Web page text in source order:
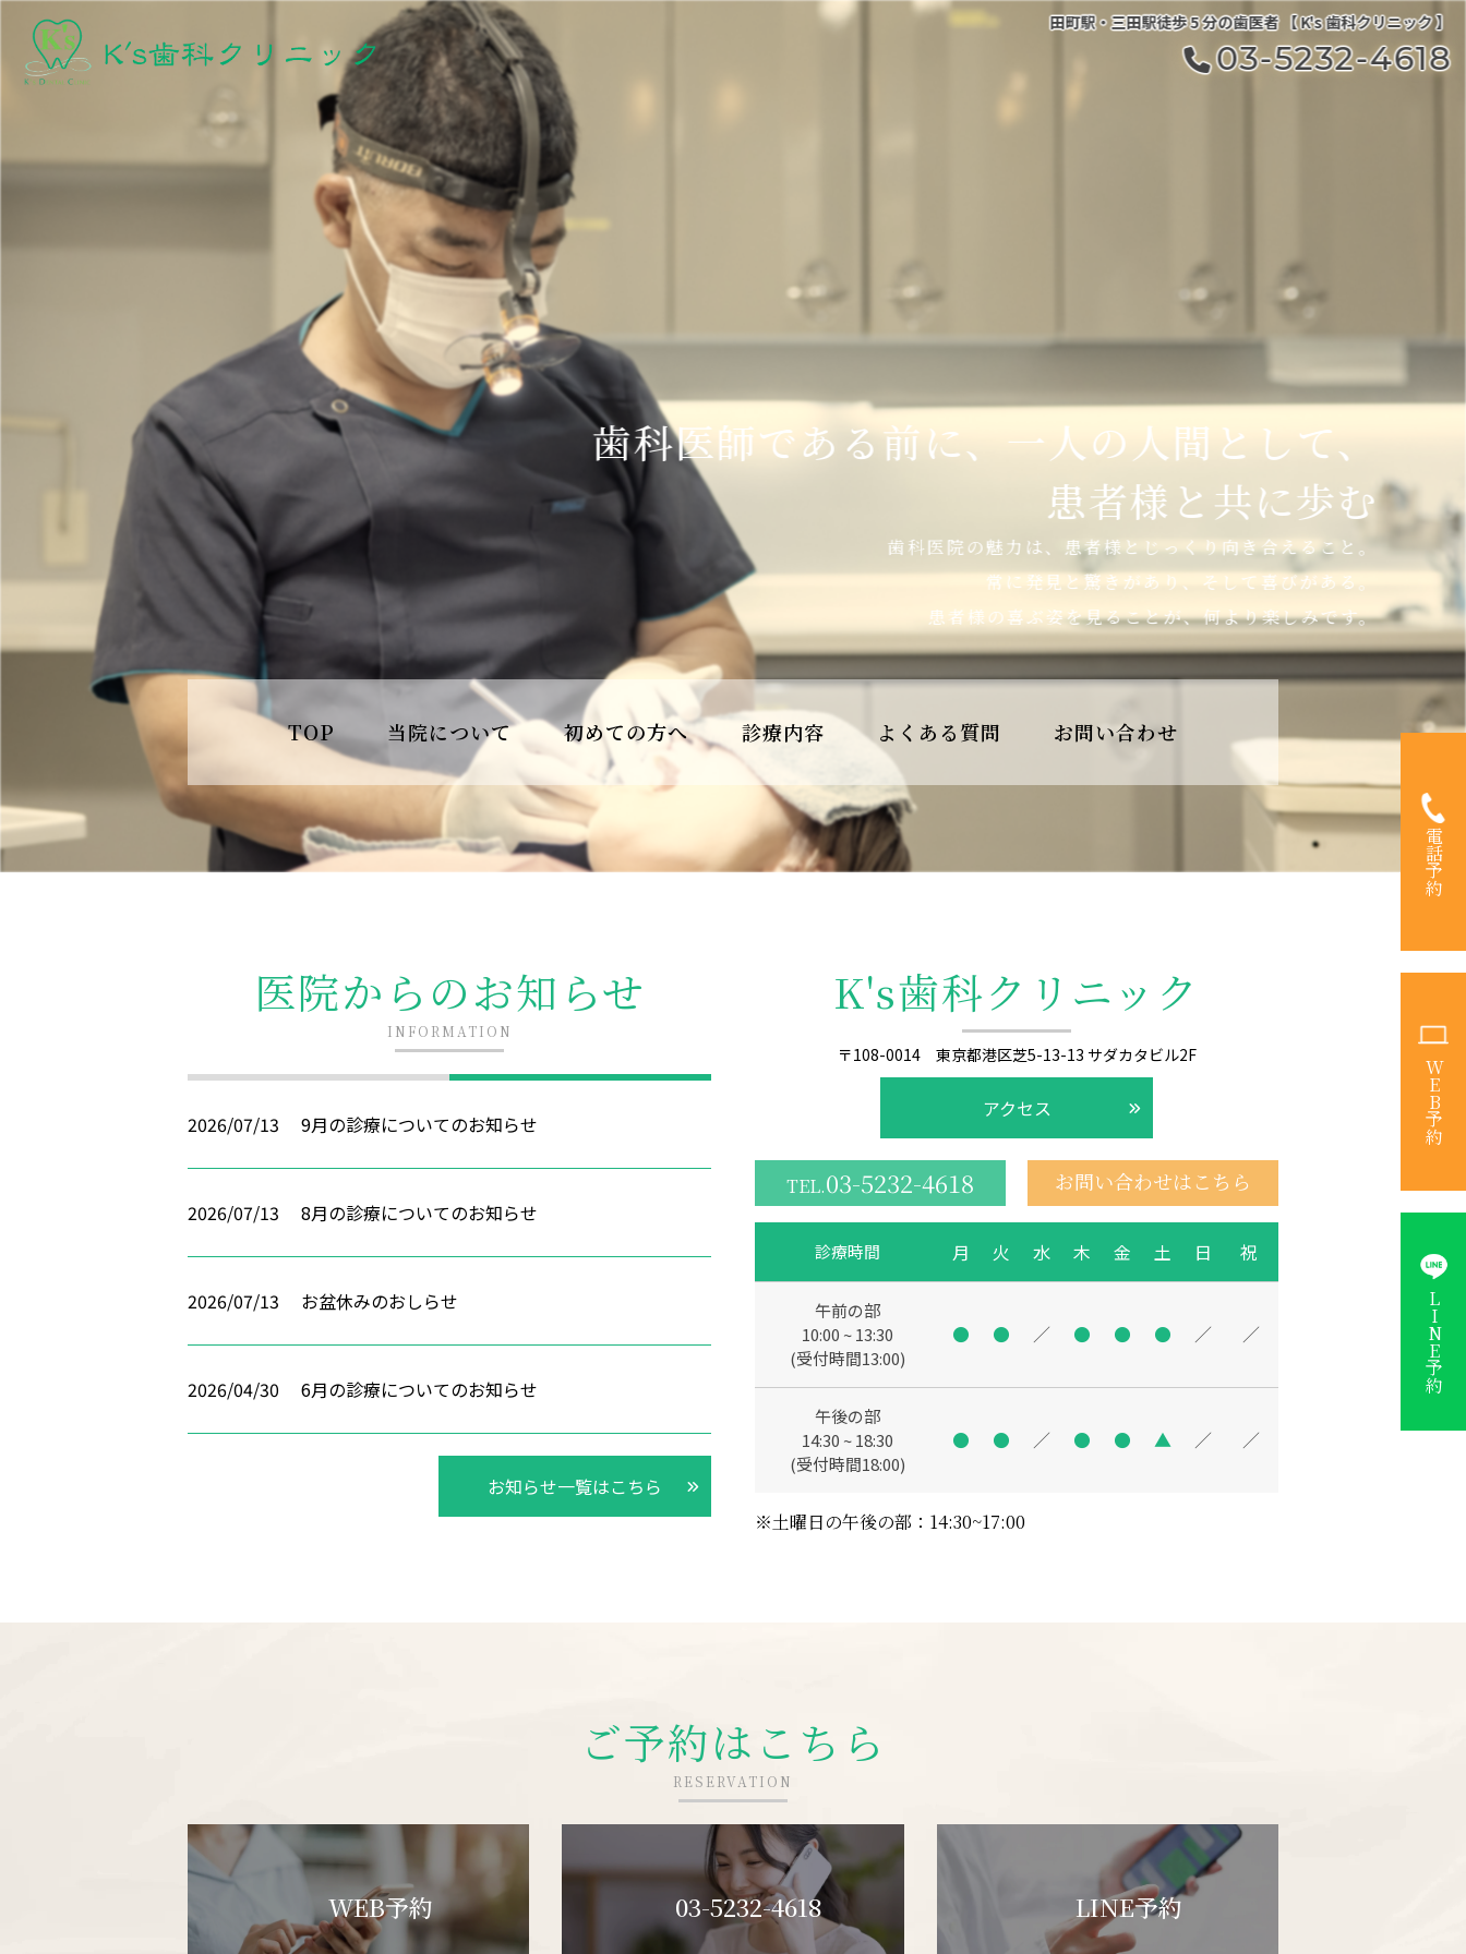
田町駅・三田駅徒歩 5 分の歯医者 【 K's 歯科クリニック 】
03-5232-4618
TOP 当院について 初めての方へ 診療内容 よくある質問 お問い合わせ
電話予約
TEL.03-
WEB予約
LINE予約
歯科医師である前に、 一人の人間として、
患者様と共に歩む
歯科医院の魅力は、患者様とじっくり向き合えること。
常に発見と驚きがあり、そして喜びがある。
患者様の喜ぶ姿を見ることが、何より楽しみです。
医院からのお知らせ
INFORMATION
2026/07/13 9月の診療についてのお知らせ
2026/07/13 8月の診療についてのお知らせ
2026/07/13 お盆休みのおしらせ
2026/04/30 6月の診療についてのお知らせ
お知らせ一覧はこちら
K's歯科クリニック
〒108-0014 東京都港区芝5-13-13 サダカタビル2F
アクセス
TEL.03-5232-4618 お問い合わせはこちら
診療時間 月 火 水 木 金 土 日 祝
午前の部
10:00 ~ 13:30
(受付時間13:00)
● ● ／ ● ● ● ／ ／
午後の部
14:30 ~ 18:30
(受付時間18:00)
● ● ／ ● ● ▲ ／ ／
※土曜日の午後の部：14:30~17:00
ご予約はこちら
RESERVATION
WEB予約 03-5232-4618 LINE予約